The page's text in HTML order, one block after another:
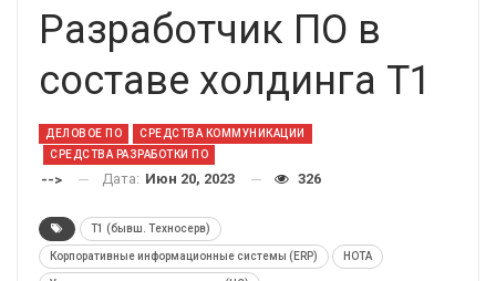
Разработчик ПО в
составе холдинга Т1
ДЕЛОВОЕ ПО
СРЕДСТВА КОММУНИКАЦИИ
СРЕДСТВА РАЗРАБОТКИ ПО
--> Дата: Июн 20, 2023 326
T1 (бывш. Техносерв)
Корпоративные информационные системы (ERP) НОТА